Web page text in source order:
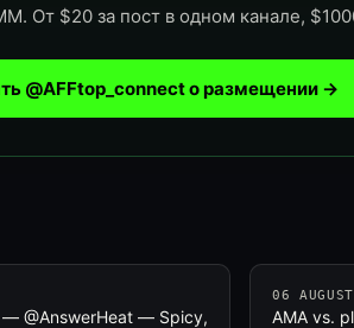
От $20 за пост в одном канале,
@AFFtop_connect о размещении →
— @AnswerHeat — Spicy,
06
AMA vs.